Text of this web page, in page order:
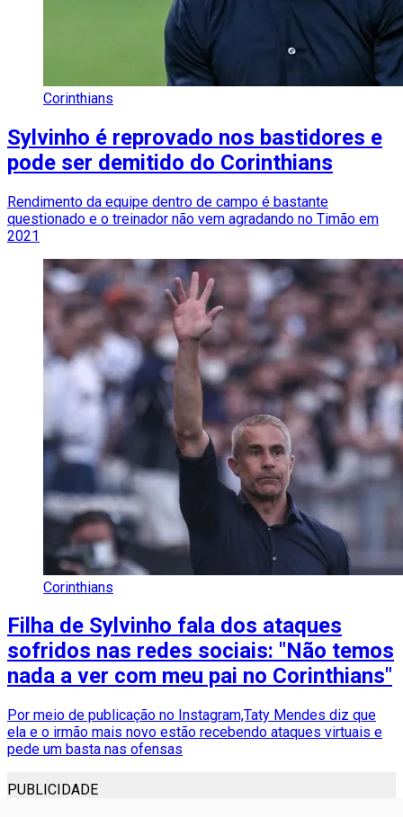
Corinthians
Sylvinho é reprovado nos bastidores e
pode ser demitido do Corinthians
Rendimento da equipe dentro de campo é bastante
questionado e o treinador não vem agradando no Timão em
2021
Corinthians
Filha de Sylvinho fala dos ataques
sofridos nas redes sociais: "Não temos
nada a ver com meu pai no Corinthians"
Por meio de publicação no Instagram,Taty Mendes diz que
ela e o irmão mais novo estão recebendo ataques virtuais e
pede um basta nas ofensas
PUBLICIDADE